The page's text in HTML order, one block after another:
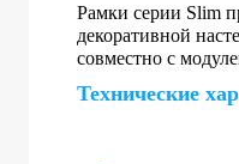
Рамки серии Slim
декоративной
совместно с
Технические